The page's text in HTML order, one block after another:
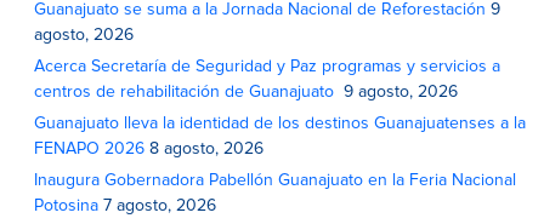
Guanajuato se suma a la Jornada Nacional de Reforestación 9
agosto, 2026
Acerca Secretaría de Seguridad y Paz programas y servicios a
centros de rehabilitación de Guanajuato
9 agosto, 2026
Guanajuato lleva la identidad de los destinos Guanajuatenses a la
FENAPO 2026 8 agosto, 2026
Inaugura Gobernadora Pabellón Guanajuato en la Feria Nacional
Potosina 7 agosto, 2026